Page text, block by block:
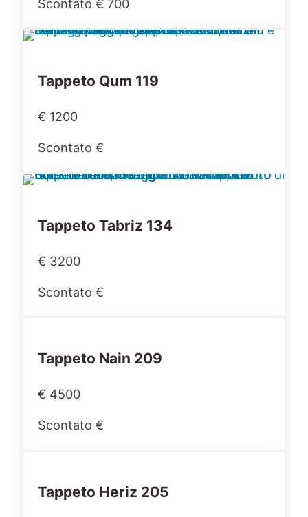
Scontato € 700
Tappeto Qum 119
€ 1200
Scontato €
Tappeto Tabriz 134
€ 3200
Scontato €
Tappeto Nain 209
€ 4500
Scontato €
Tappeto Heriz 205